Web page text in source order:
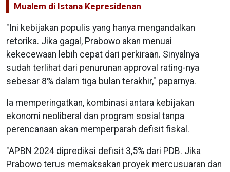
Mualem di Istana Kepresidenan
"Ini kebijakan populis yang hanya mengandalkan
retorika. Jika gagal, Prabowo akan menuai
kekecewaan lebih cepat dari perkiraan. Sinyalnya
sudah terlihat dari penurunan approval rating-nya
sebesar 8% dalam tiga bulan terakhir," paparnya.
Ia memperingatkan, kombinasi antara kebijakan
ekonomi neoliberal dan program sosial tanpa
perencanaan akan memperparah defisit fiskal.
"APBN 2024 diprediksi defisit 3,5% dari PDB. Jika
Prabowo terus memaksakan proyek mercusuaran dan